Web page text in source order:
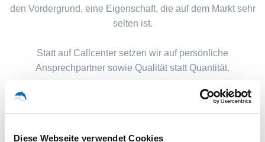
Diese Webseite verwendet Cookies
den Vordergrund, eine Eigenschaft, die auf dem Markt sehr
selten ist.
Statt auf Callcenter setzen wir auf persönliche
Ansprechpartner sowie Qualität statt Quantität.